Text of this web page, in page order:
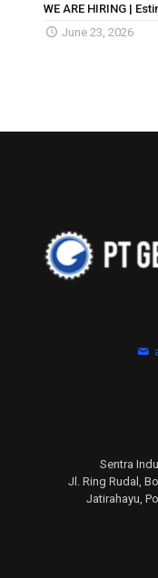
WE ARE HIRING |
June 23, 2026
Sentra
Jl. Ring Rudal,
Jatirahayu,